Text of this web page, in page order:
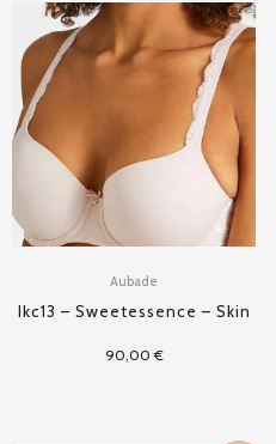
Aubade
Ikc13 – Sweetessence – Skin
90,00€